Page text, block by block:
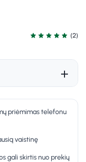
Įvertinimas 5.0
(2)
priėmimas telefonu
vaistinę
gali skirtis nuo prekių